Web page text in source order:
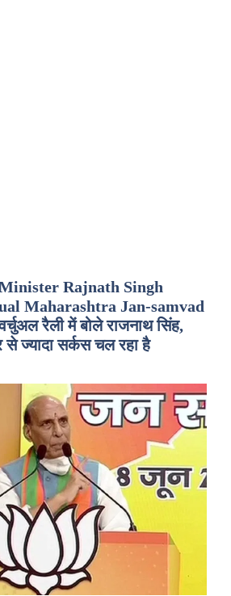
Rajnath Singh
Maharashtra Jan-samvad
रैली में बोले राजनाथ सिंह,
से ज्यादा सर्कस चल रहा है